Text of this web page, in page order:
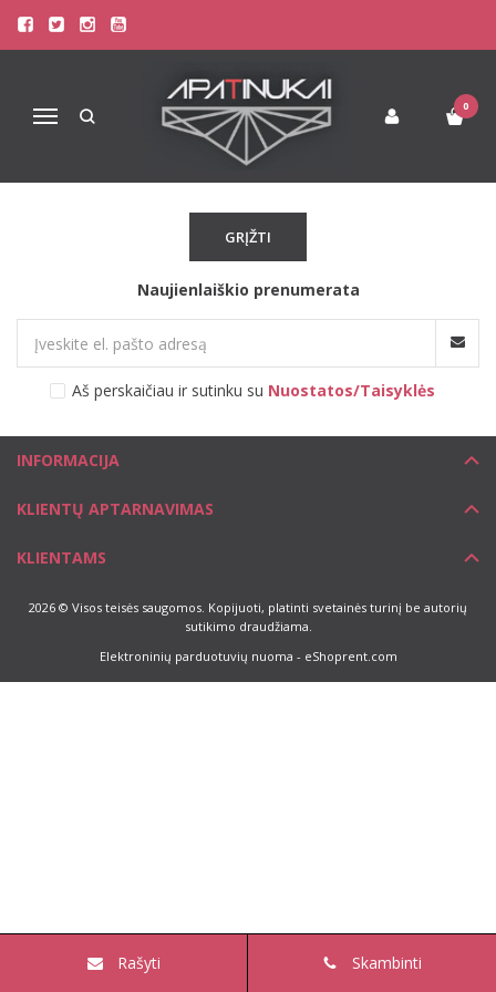
Navigacija
0
PREKIŲ PAIEŠKA - ŠORTUKAI
Prekių paieška
Atsiprašome, tačiau prekių, kurios atitiktų paieškos kriterijus
GRĮŽTI
Naujienlaiškio prenumerata
Aš perskaičiau ir sutinku su Nuostatos/Taisyklės
INFORMACIJA
KLIENTŲ APTARNAVIMAS
KLIENTAMS
2026 © Visos teisės saugomos. Kopijuoti, platinti svetainės turinį be autorių
sutikimo draudžiama.
Elektroninių parduotuvių nuoma - eShoprent.com
Rašyti Skambinti